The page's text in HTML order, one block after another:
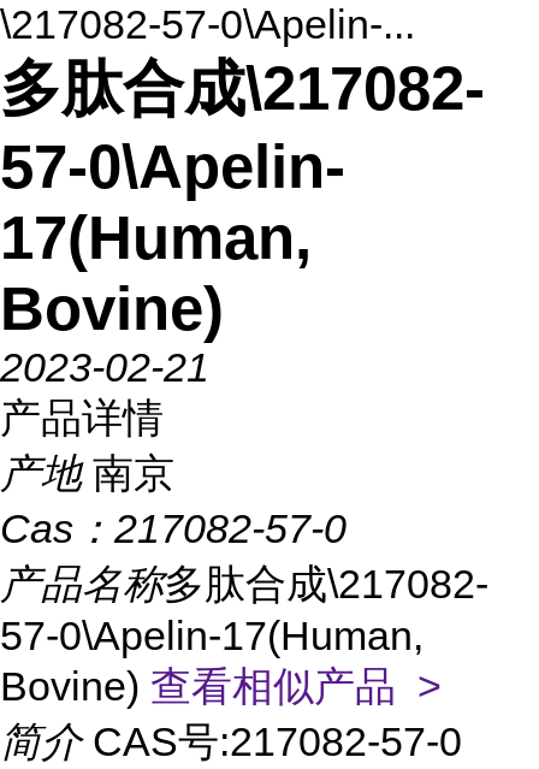
\217082-57-0\Apelin-...
多肽合成\217082-
57-0\Apelin-
17(Human,
Bovine)
2023-02-21
产品详情
产地 南京
Cas： 217082-57-0
产品名称多肽合成\217082-
57-0\Apelin-17(Human,
Bovine) 查看相似产品 >
简介 CAS号:217082-57-0